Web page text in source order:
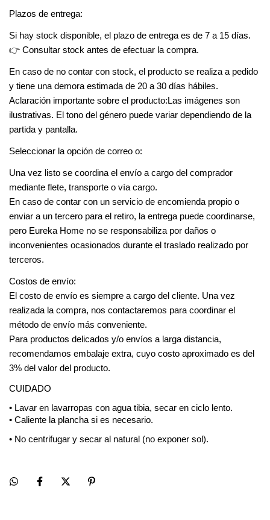
Plazos de entrega:
Si hay stock disponible, el plazo de entrega es de 7 a 15 días.
👉 Consultar stock antes de efectuar la compra.
En caso de no contar con stock, el producto se realiza a pedido
y tiene una demora estimada de 20 a 30 días hábiles.
Aclaración importante sobre el producto:Las imágenes son
ilustrativas. El tono del género puede variar dependiendo de la
partida y pantalla.
Seleccionar la opción de correo o:
Una vez listo se coordina el envío a cargo del comprador
mediante flete, transporte o vía cargo.
En caso de contar con un servicio de encomienda propio o
enviar a un tercero para el retiro, la entrega puede coordinarse,
pero Eureka Home no se responsabiliza por daños o
inconvenientes ocasionados durante el traslado realizado por
terceros.
Costos de envío:
El costo de envío es siempre a cargo del cliente. Una vez
realizada la compra, nos contactaremos para coordinar el
método de envío más conveniente.
Para productos delicados y/o envíos a larga distancia,
recomendamos embalaje extra, cuyo costo aproximado es del
3% del valor del producto.
CUIDADO
• Lavar en lavarropas con agua tibia, secar en ciclo lento.
• Caliente la plancha si es necesario.
• No centrifugar y secar al natural (no exponer sol).